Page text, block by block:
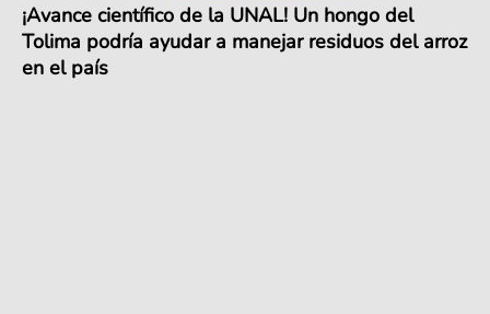
¡Avance científico de la UNAL! Un hongo del
Tolima podría ayudar a manejar residuos del arroz
en el país